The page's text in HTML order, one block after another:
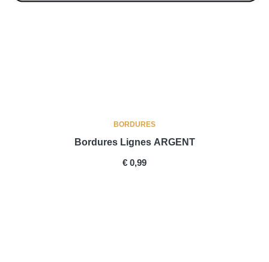
BORDURES
Bordures Lignes ARGENT
PRICE
€ 0,99